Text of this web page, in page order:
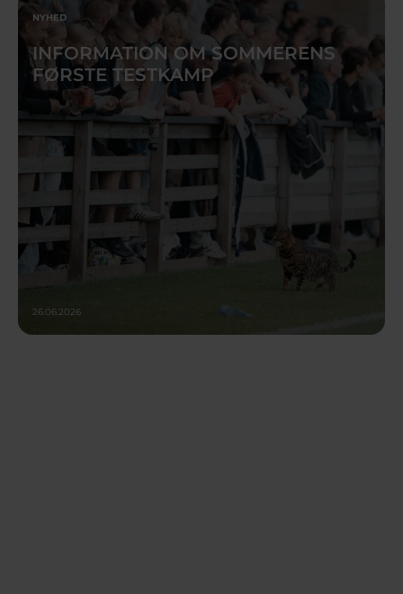
NYHED
INFORMATION OM SOMMERENS
FØRSTE TESTKAMP
26.06.2026